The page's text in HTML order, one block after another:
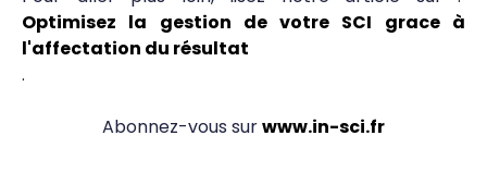
Optimisez la gestion de votre SCI grace à
l'affectation du résultat
.
Abonnez-vous surwww.in-sci.fr